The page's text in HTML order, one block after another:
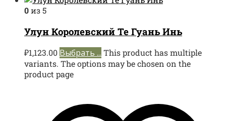
0из 5
Улун Королевский Те Гуань Инь
₽1,123.00 Выбрать ... This product has multiple
variants. The options may be chosen on the
product page